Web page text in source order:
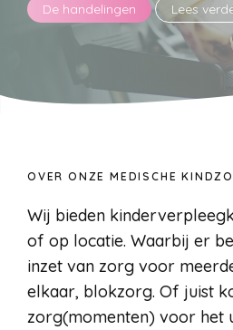
De handelingen Lees
OVER ONZE MEDISCHE
Wij bieden
of op locatie. Waarbij er
inzet van zorg voor
elkaar, blokzorg. Of juist
zorg(momenten) voor het